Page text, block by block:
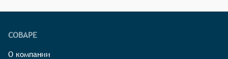
СОВАРЕ
О компании